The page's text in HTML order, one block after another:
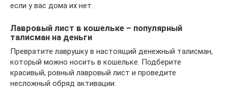
если у вас дома их нет.
Лавровый лист в кошельке – популярный
талисман на деньги
Превратите лаврушку в настоящий денежный талисман,
который можно носить в кошельке. Подберите
красивый, ровный лавровый лист и проведите
несложный обряд активации.